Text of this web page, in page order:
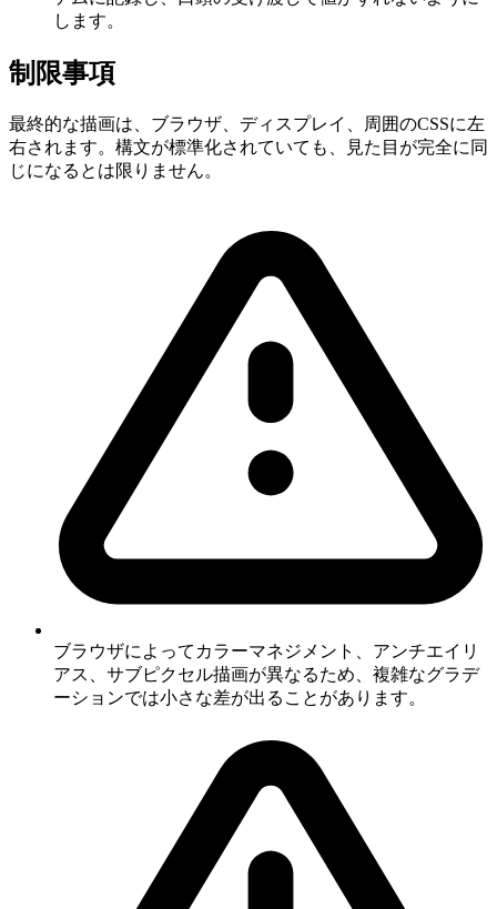
します。
制限事項
最終的な描画は、ブラウザ、ディスプレイ、周囲のCSSに左
右されます。構文が標準化されていても、見た目が完全に同
じになるとは限りません。
ブラウザによってカラーマネジメント、アンチエイリ
アス、サブピクセル描画が異なるため、複雑なグラデ
ーションでは小さな差が出ることがあります。